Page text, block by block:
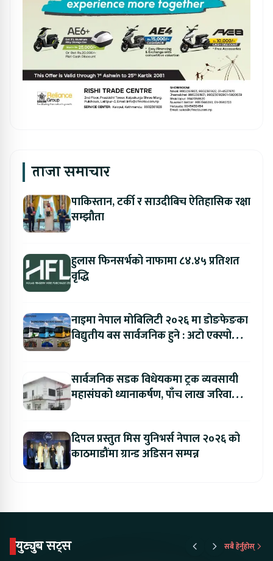
ताजा समाचार
पाकिस्तान, टर्की र साउदीबिच ऐतिहासिक रक्षा
सम्झौता
हुलास फिनसर्भको नाफामा ८४.४५ प्रतिशत
वृद्धि
नाइमा नेपाल मोबिलिटी २०२६ मा डोङफेङका
विद्युतीय बस सार्वजनिक हुने : अटो एक्स्पोमा
सार्वजनिक सडक विधेयकमा ट्रक व्यवसायी
महासंघको ध्यानाकर्षण, पाँच लाख जरिवाना
दिपल प्रस्तुत मिस युनिभर्स नेपाल २०२६ को
काठमाडौंमा ग्रान्ड अडिसन सम्पन्न
युट्युब सट्स सबै हेर्नुहोस्